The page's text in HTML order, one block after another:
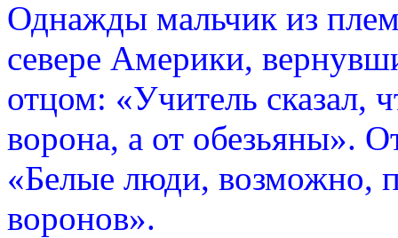
Однажды мальчик из
севере Америки,
отцом: «Учитель сказал,
ворона, а от обезьяны».
«Белые люди, возможно,
воронов».